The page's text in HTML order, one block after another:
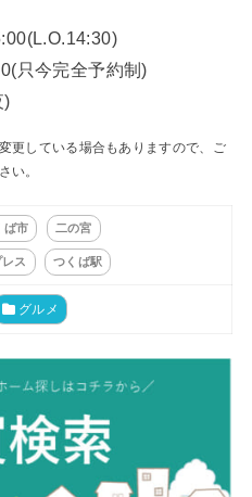
完全予約制)
)
更している場合もありますので、ご
い。
ば市 二の宮
ス つくば駅
グルメ